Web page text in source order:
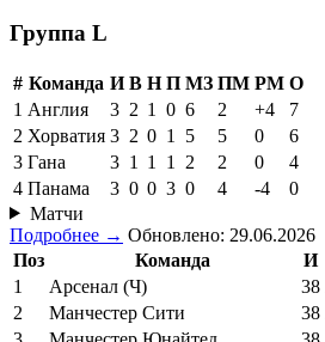
Группа L
# Команда И В Н П МЗ ПМ РМ О
1 Англия 3 2 1 0 6 2 +4
7
2 Хорватия 3 2 0 1 5 5 0
6
3 Гана 3 1 1 1 2 2 0
4
4 Панама 3 0 0 3 0 4 -4
0
Матчи
Подробнее → Обновлено: 29.06.2026
Поз
Команда И
1
Арсенал (Ч) 38
2
Манчестер Сити 38